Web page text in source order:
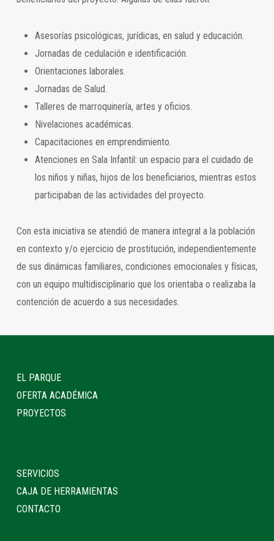
Asesorías psicológicas, jurídicas, en salud y educación.
Jornadas de cedulación e identificación.
Orientaciones laborales.
Jornadas de Salud.
Talleres de marroquinería, artes y oficios.
Nivelaciones académicas.
Capacitaciones en emprendimiento.
Atenciones en Sala Infantil: un espacio para el cuidado de
los niños y niñas, hijos de los beneficiarios, mientras estos
participaban de las actividades del proyecto.
Con esta iniciativa se atendió de manera integral a la población
en contexto y/o ejercicio de prostitución, independientemente
de sus dinámicas familiares, condiciones emocionales y físicas,
con un equipo multidisciplinario que los orientaba o realizaba la
contención de acuerdo a sus necesidades.
EL PARQUE
OFERTA ACADÉMICA
PROYECTOS
SERVICIOS
CAJA DE HERRAMIENTAS
CONTACTO